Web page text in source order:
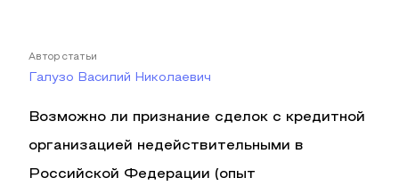
Автор статьи
Галузо Василий Николаевич
Возможно ли признание сделок с кредитной
организацией недействительными в
Российской Федерации (опыт